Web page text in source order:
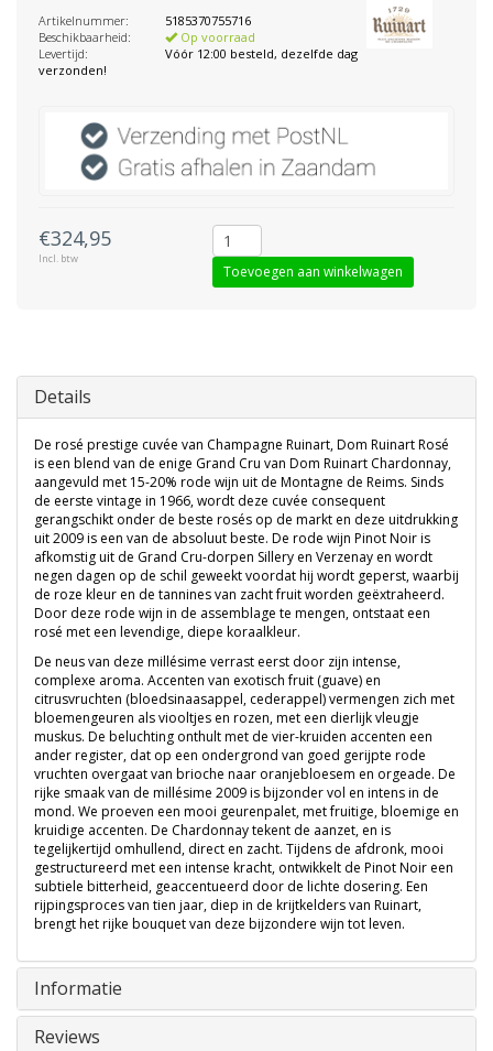
Artikelnummer:
5185370755716
Beschikbaarheid:
Op voorraad
Levertijd:
Vóór 12:00 besteld, dezelfde dag
verzonden!
€324,95
Incl. btw
Toevoegen aan winkelwagen
Details
De rosé prestige cuvée van Champagne Ruinart, Dom Ruinart Rosé
is een blend van de enige Grand Cru van Dom Ruinart Chardonnay,
aangevuld met 15-20% rode wijn uit de Montagne de Reims. Sinds
de eerste vintage in 1966, wordt deze cuvée consequent
gerangschikt onder de beste rosés op de markt en deze uitdrukking
uit 2009 is een van de absoluut beste. De rode wijn Pinot Noir is
afkomstig uit de Grand Cru-dorpen Sillery en Verzenay en wordt
negen dagen op de schil geweekt voordat hij wordt geperst, waarbij
de roze kleur en de tannines van zacht fruit worden geëxtraheerd.
Door deze rode wijn in de assemblage te mengen, ontstaat een
rosé met een levendige, diepe koraalkleur.
De neus van deze millésime verrast eerst door zijn intense,
complexe aroma. Accenten van exotisch fruit (guave) en
citrusvruchten (bloedsinaasappel, cederappel) vermengen zich met
bloemengeuren als viooltjes en rozen, met een dierlijk vleugje
muskus. De beluchting onthult met de vier-kruiden accenten een
ander register, dat op een ondergrond van goed gerijpte rode
vruchten overgaat van brioche naar oranjebloesem en orgeade. De
rijke smaak van de millésime 2009 is bijzonder vol en intens in de
mond. We proeven een mooi geurenpalet, met fruitige, bloemige en
kruidige accenten. De Chardonnay tekent de aanzet, en is
tegelijkertijd omhullend, direct en zacht. Tijdens de afdronk, mooi
gestructureerd met een intense kracht, ontwikkelt de Pinot Noir een
subtiele bitterheid, geaccentueerd door de lichte dosering. Een
rijpingsproces van tien jaar, diep in de krijtkelders van Ruinart,
brengt het rijke bouquet van deze bijzondere wijn tot leven.
Informatie
Reviews